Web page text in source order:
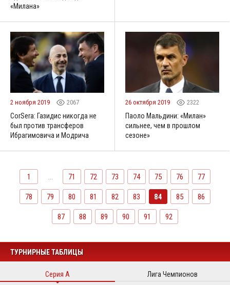
«Милана»
2 ноября 2019 2067
CorSera: Газидис никогда не
был против трансферов
Ибрагимовича и Модрича
26 октября 2019 2322
Паоло Мальдини: «Милан»
сильнее, чем в прошлом
сезоне»
1 ... 71 72 73 74 75 76 77
78 79 80 81 82 83 84 85 86
87 88 89 90 91 92
ТУРНИРНЫЕ ТАБЛИЦЫ
Серия А Лига Чемпионов